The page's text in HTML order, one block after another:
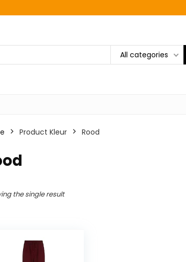
All categories
Product Kleur ‎Rood
the single result